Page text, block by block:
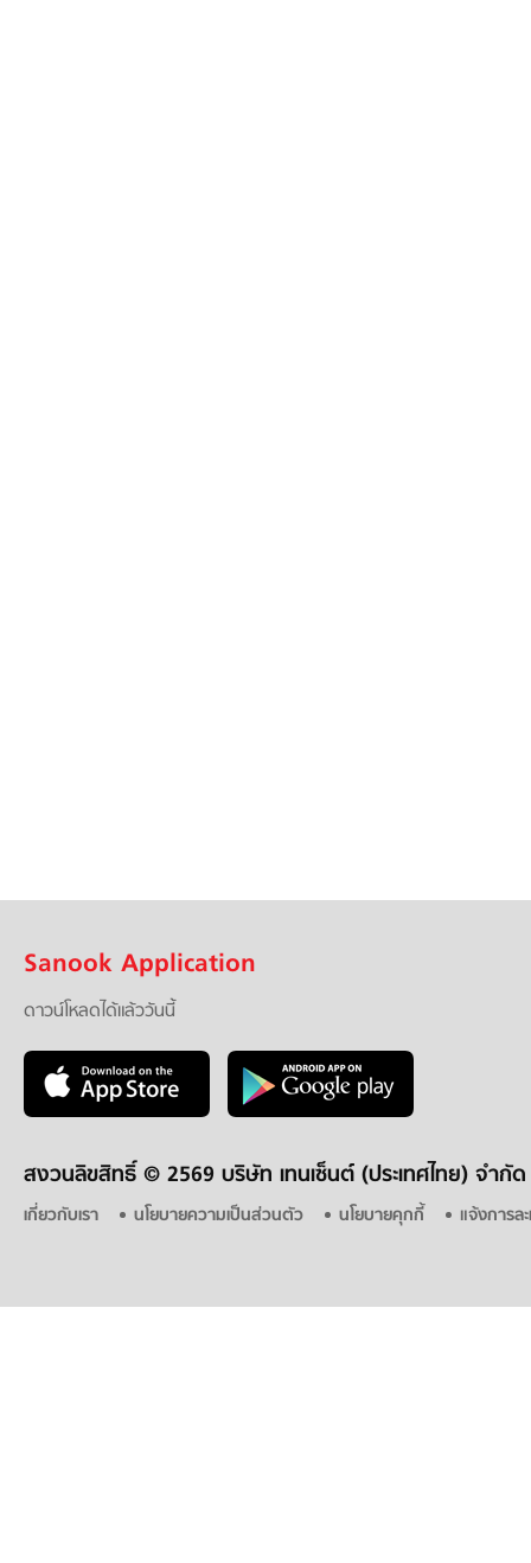
Sanook Application
ดาวน์โหลดได้แล้ววันนี้
สงวนลิขสิทธิ์ © 2569 บริษัท เทนเซ็นต์ (ประเทศไทย) จำกัด
เกี่ยวกับเรา นโยบายความเป็นส่วนตัว นโยบายคุกกี้ แจ้งการล